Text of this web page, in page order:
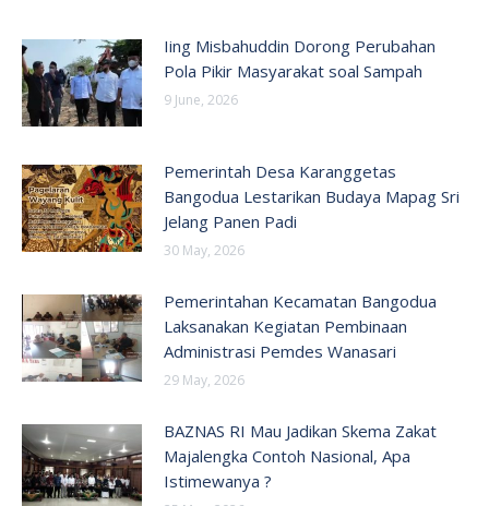
Iing Misbahuddin Dorong Perubahan
Pola Pikir Masyarakat soal Sampah
9 June, 2026
Pemerintah Desa Karanggetas
Bangodua Lestarikan Budaya Mapag Sri
Jelang Panen Padi
30 May, 2026
Pemerintahan Kecamatan Bangodua
Laksanakan Kegiatan Pembinaan
Administrasi Pemdes Wanasari
29 May, 2026
BAZNAS RI Mau Jadikan Skema Zakat
Majalengka Contoh Nasional, Apa
Istimewanya ?